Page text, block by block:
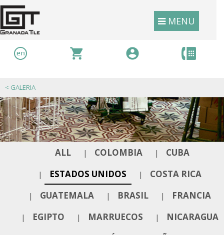
MENU
< GALERIA
ALL | COLOMBIA | CUBA
| ESTADOS UNIDOS | COSTA RICA
| GUATEMALA | BRASIL | FRANCIA
| EGIPTO | MARRUECOS | NICARAGUA